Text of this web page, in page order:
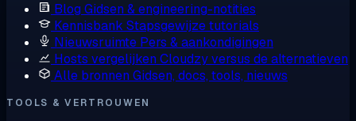
Blog Gidsen & engineering-notities
Kennisbank Stapsgewijze tutorials
Nieuwsruimte Pers & aankondigingen
Hosts vergelijken Cloudzy versus de alternatieven
Alle bronnen Gidsen, docs, tools, nieuws
TOOLS & VERTROUWEN